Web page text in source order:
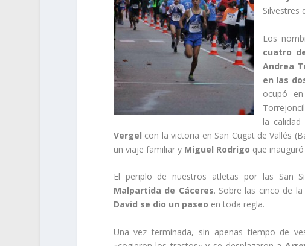
Silvestres
Los
cuatro
Andrea
en las
ocupó en
la
Vergel con la victoria en San Cugat de Vallés
un viaje familiar y Miguel Rodrigo que
El periplo de nuestros atletas por las San
Malpartida de Cáceres. Sobre las cinco de
David se dio un paseo en toda regla.
Una vez terminada, sin apenas tiempo de